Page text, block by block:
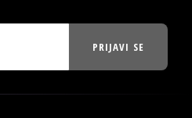
PRIJAVI SE